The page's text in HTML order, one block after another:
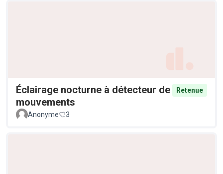
Éclairage nocturne à détecteur de
mouvements
Retenue
Anonyme 3